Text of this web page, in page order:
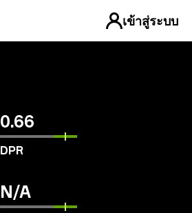
เข้าสู่ระบบ
0.66
DPR
N/A